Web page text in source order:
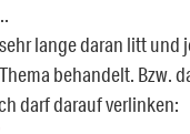
lange daran litt und
behandelt. Bzw.
darf darauf verlinken: